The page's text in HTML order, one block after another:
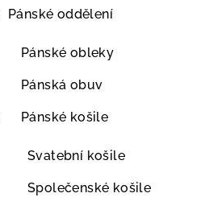
Pánské oddělení
Pánské obleky
Pánská obuv
Pánské košile
Svatební košile
Společenské košile